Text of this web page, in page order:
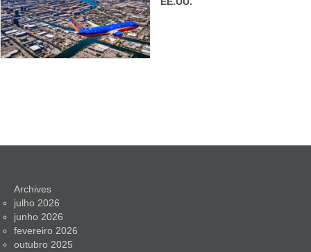
Archives
julho 2026
junho 2026
fevereiro 2026
outubro 2025